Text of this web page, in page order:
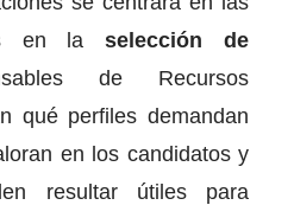
en laselección de
de Recursos
qué perfiles demandan
en los candidatos y
resultar útiles para